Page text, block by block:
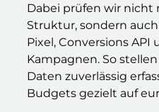
Dabei prüfen wir nicht
Struktur, sondern
Pixel, Conversions
Kampagnen. So
Daten zuverlässig
Budgets gezielt auf